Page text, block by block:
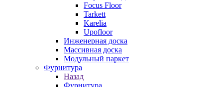
Focus Floor
Tarkett
Karelia
Upofloor
Инженерная доска
Массивная доска
Модульный паркет
Фурнитура
Назад
Фурнитура